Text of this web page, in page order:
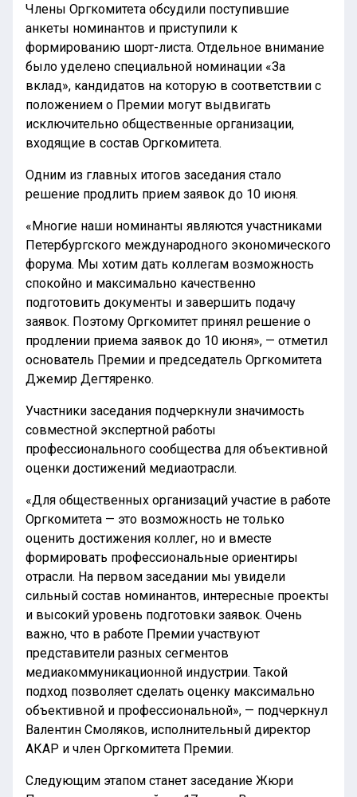
Члены Оргкомитета обсудили поступившие
анкеты номинантов и приступили к
формированию шорт-листа. Отдельное внимание
было уделено специальной номинации «За
вклад», кандидатов на которую в соответствии с
положением о Премии могут выдвигать
исключительно общественные организации,
входящие в состав Оргкомитета.
Одним из главных итогов заседания стало
решение продлить прием заявок до 10 июня.
«Многие наши номинанты являются участниками
Петербургского международного экономического
форума. Мы хотим дать коллегам возможность
спокойно и максимально качественно
подготовить документы и завершить подачу
заявок. Поэтому Оргкомитет принял решение о
продлении приема заявок до 10 июня», — отметил
основатель Премии и председатель Оргкомитета
Джемир Дегтяренко.
Участники заседания подчеркнули значимость
совместной экспертной работы
профессионального сообщества для объективной
оценки достижений медиаотрасли.
«Для общественных организаций участие в работе
Оргкомитета — это возможность не только
оценить достижения коллег, но и вместе
формировать профессиональные ориентиры
отрасли. На первом заседании мы увидели
сильный состав номинантов, интересные проекты
и высокий уровень подготовки заявок. Очень
важно, что в работе Премии участвуют
представители разных сегментов
медиакоммуникационной индустрии. Такой
подход позволяет сделать оценку максимально
объективной и профессиональной», — подчеркнул
Валентин Смоляков, исполнительный директор
АКАР и член Оргкомитета Премии.
Следующим этапом станет заседание Жюри